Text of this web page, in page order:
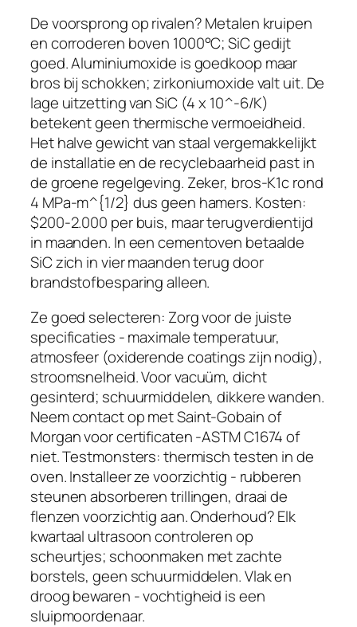
De voorsprong op rivalen? Metalen kruipen
en corroderen boven 1000°C; SiC gedijt
goed. Aluminiumoxide is goedkoop maar
bros bij schokken; zirkoniumoxide valt uit. De
lage uitzetting van SiC (4 x 10^-6/K)
betekent geen thermische vermoeidheid.
Het halve gewicht van staal vergemakkelijkt
de installatie en de recyclebaarheid past in
de groene regelgeving. Zeker, bros-K1c rond
4 MPa-m^{1/2} dus geen hamers. Kosten:
$200-2.000 per buis, maar terugverdientijd
in maanden. In een cementoven betaalde
SiC zich in vier maanden terug door
brandstofbesparing alleen.
Ze goed selecteren: Zorg voor de juiste
specificaties - maximale temperatuur,
atmosfeer (oxiderende coatings zijn nodig),
stroomsnelheid. Voor vacuüm, dicht
gesinterd; schuurmiddelen, dikkere wanden.
Neem contact op met Saint-Gobain of
Morgan voor certificaten -ASTM C1674 of
niet. Testmonsters: thermisch testen in de
oven. Installeer ze voorzichtig - rubberen
steunen absorberen trillingen, draai de
flenzen voorzichtig aan. Onderhoud? Elk
kwartaal ultrasoon controleren op
scheurtjes; schoonmaken met zachte
borstels, geen schuurmiddelen. Vlak en
droog bewaren - vochtigheid is een
sluipmoordenaar.